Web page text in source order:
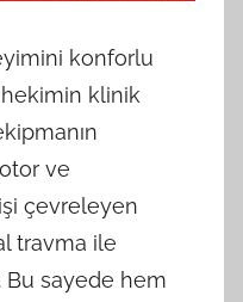
konforlu
hekimin klinik
ve
çevreleyen
travma ile
Bu sayede hem